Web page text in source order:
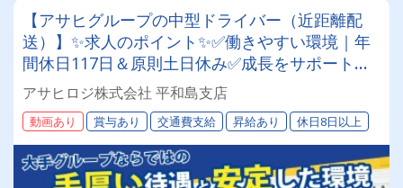
【アサヒグループの中型ドライバー（近距離配
送）】✨求人のポイント✨✅働きやすい環境｜年
間休日117日＆原則土日休み✅成長をサポート｜
人を大切にする温かい社風です✅充実の福利厚生
｜退職金や賞与、共済会など多数 ✅安定した業務
量｜グループ内外で幅広く事業展開✅長く続けら
れる｜体力に自信がなくても大丈夫
アサヒロジ株式会社 平和島支店
動画あり 賞与あり 交通費支給 昇給あり 休日8日以上